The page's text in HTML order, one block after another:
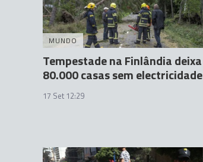
MUNDO
Tempestade na Finlândia deixa
80.000 casas sem electricidade
17 Set 12:29